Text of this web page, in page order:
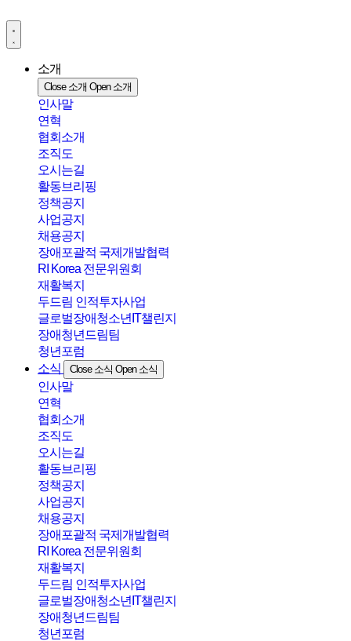
텐
츠
소개
Close 소개 Open 소개
인사말
연혁
협회소개
조직도
오시는길
활동브리핑
정책공지
사업공지
채용공지
장애포괄적 국제개발협력
RI Korea 전문위원회
재활복지
두드림 인적투자사업
글로벌장애청소년IT챌린지
장애청년드림팀
청년포럼
소식
Close 소식 Open 소식
인사말
연혁
협회소개
조직도
오시는길
활동브리핑
정책공지
사업공지
채용공지
장애포괄적 국제개발협력
RI Korea 전문위원회
재활복지
두드림 인적투자사업
글로벌장애청소년IT챌린지
장애청년드림팀
청년포럼